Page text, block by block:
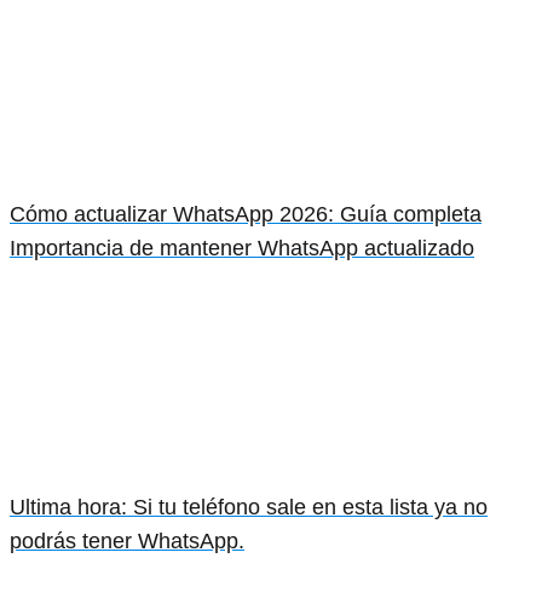
Cómo actualizar WhatsApp 2026: Guía completa
Importancia de mantener WhatsApp actualizado
Ultima hora: Si tu teléfono sale en esta lista ya no
podrás tener WhatsApp.